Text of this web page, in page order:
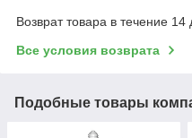
Возврат товара в течение
Все условия возврата
Подобные товары